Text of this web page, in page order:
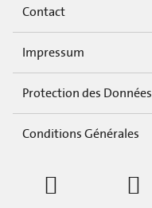
Contact
Impressum
Protection des Données
Conditions Générales